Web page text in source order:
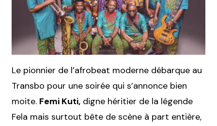
Le pionnier de l’afrobeat moderne débarque au
Transbo pour une soirée qui s’annonce bien
moite. Femi Kuti, digne héritier de la légende
Fela mais surtout bête de scène à part entière,